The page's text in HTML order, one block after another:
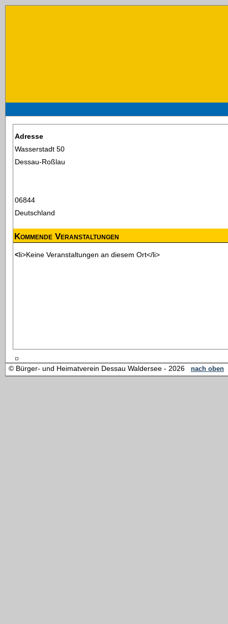
Adresse
Wasserstadt 50
Dessau-Roßlau
06844
Deutschland
Kommende Veranstaltungen
<li>Keine Veranstaltungen an diesem Ort</li>
© Bürger- und Heimatverein Dessau Waldersee - 2026 nach oben